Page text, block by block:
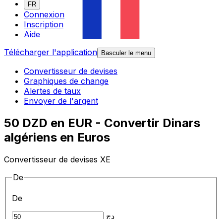
FR
Connexion
Inscription
Aide
Télécharger l'application
Basculer le menu
Convertisseur de devises
Graphiques de change
Alertes de taux
Envoyer de l'argent
50 DZD en EUR - Convertir Dinars
algériens en Euros
Convertisseur de devises XE
De
De
دج